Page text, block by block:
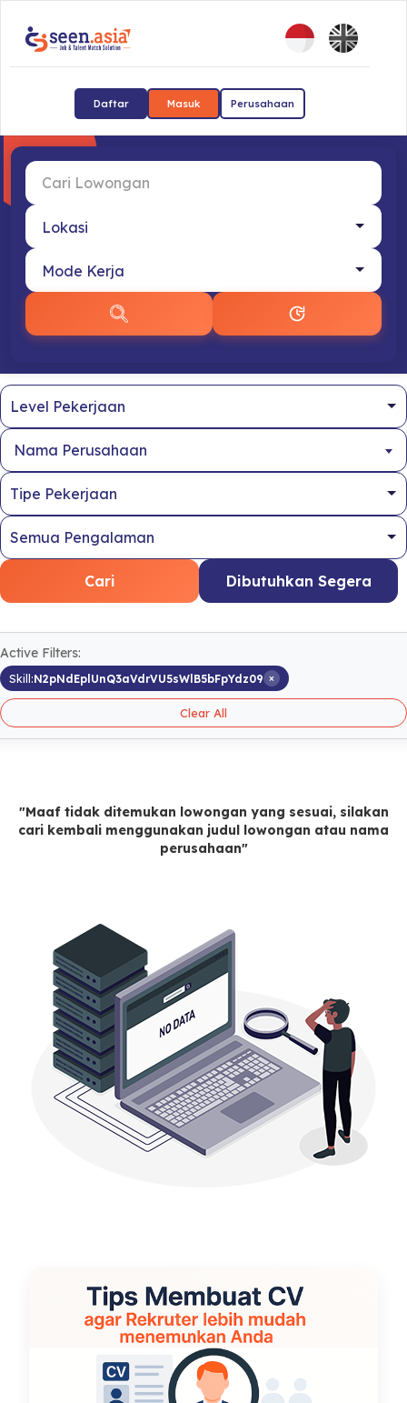
Daftar Masuk Perusahaan
Nama Perusahaan
Cari Dibutuhkan Segera
Active Filters:
Skill:N2pNdEplUnQ3aVdrVU5sWlB5bFpYdz09 ×
Clear All
"Maaf tidak ditemukan lowongan yang sesuai, silakan
cari kembali menggunakan judul lowongan atau nama
perusahaan"